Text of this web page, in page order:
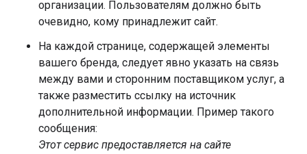
организации. Пользователям должно быть
очевидно, кому принадлежит сайт.
На каждой странице, содержащей элементы
вашего бренда, следует явно указать на связь
между вами и сторонним поставщиком услуг, а
также разместить ссылку на источник
дополнительной информации. Пример такого
сообщения:
Этот сервис предоставляется на сайте